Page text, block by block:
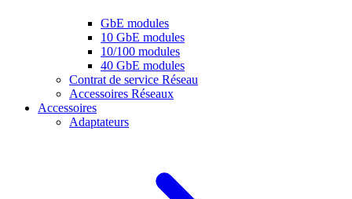
GbE modules
10 GbE modules
10/100 modules
40 GbE modules
Contrat de service Réseau
Accessoires Réseaux
Accessoires
Adaptateurs